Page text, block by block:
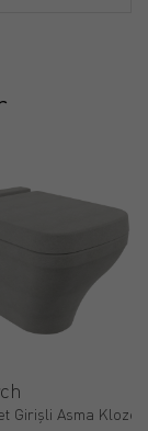
Girişli Asma Klozet